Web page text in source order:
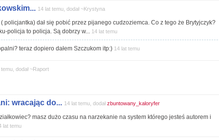
14 lat temu, dodał ~Krystyna
policjantka) dał się pobić przez pijanego cudzoziemca. Co z tego że Brytyjczyk?
policja to policja. Są dobrzy w... 14 lat temu
teraz dopiero dałem Szczukom itp:) 14 lat temu
temu, dodał ~Raport
wracając do... 14 lat temu, dodał zbuntowany_kaloryfer
masz dużo czasu na narzekanie na system którego jesteś autorem i
lat temu